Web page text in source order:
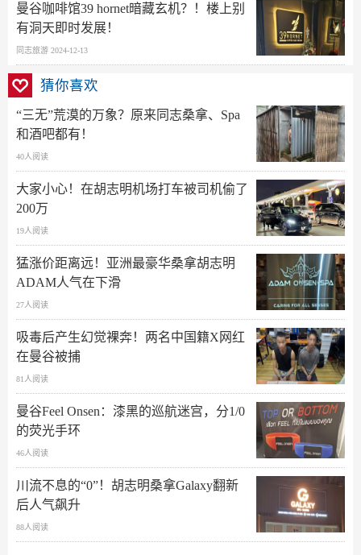
曼谷咖啡馆39 hornet暗藏玄机？！楼上别
有洞天即时发展！
同志旅游 2024-12-13
猜你喜欢
“三无”荒漠的万象？原来同志桑拿、Spa
和酒吧都有！
40人阅读
大家小心！在胡志明机场打车被司机偷了
200万
19人阅读
猛涨价距离远！亚洲最豪华桑拿胡志明
ADAM人气在下滑
27人阅读
吸毒后产生幻觉裸奔！两名中国籍X网红
在曼谷被捕
81人阅读
曼谷Feel Onsen：漆黑的巡航迷宫，分1/0
的荧光手环
46人阅读
川流不息的“0”！胡志明桑拿Galaxy翻新
后人气飙升
88人阅读